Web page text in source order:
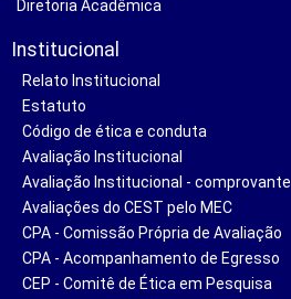
Diretoria Acadêmica
Institucional
Relato Institucional
Estatuto
Código de ética e conduta
Avaliação Institucional
Avaliação Institucional - comprovante
Avaliações do CEST pelo MEC
CPA - Comissão Própria de Avaliação
CPA - Acompanhamento de Egresso
CEP - Comitê de Ética em Pesquisa